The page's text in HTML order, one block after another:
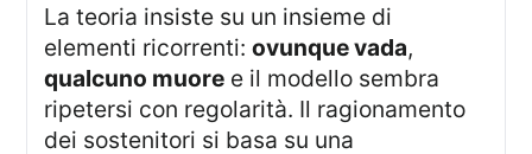
La teoria insiste su un insieme di
elementi ricorrenti:ovunque vada,
qualcuno muore e il modello sembra
ripetersi con regolarità. Il ragionamento
dei sostenitori si basa su una